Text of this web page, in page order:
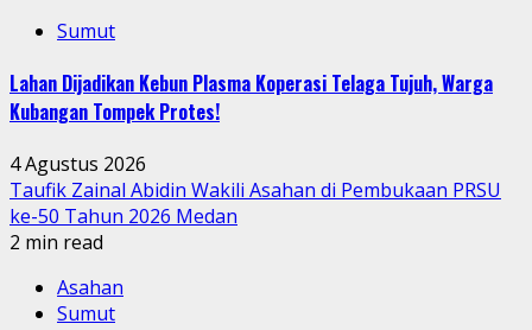
Sumut
Lahan Dijadikan Kebun Plasma Koperasi Telaga Tujuh, Warga
Kubangan Tompek Protes!
4 Agustus 2026
Taufik Zainal Abidin Wakili Asahan di Pembukaan PRSU
ke-50 Tahun 2026 Medan
2 min read
Asahan
Sumut